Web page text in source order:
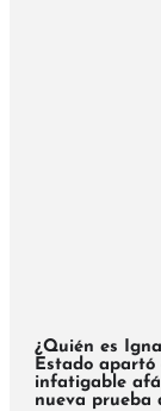
¿Quién es
Estado apartó
infatigable
nueva prueba